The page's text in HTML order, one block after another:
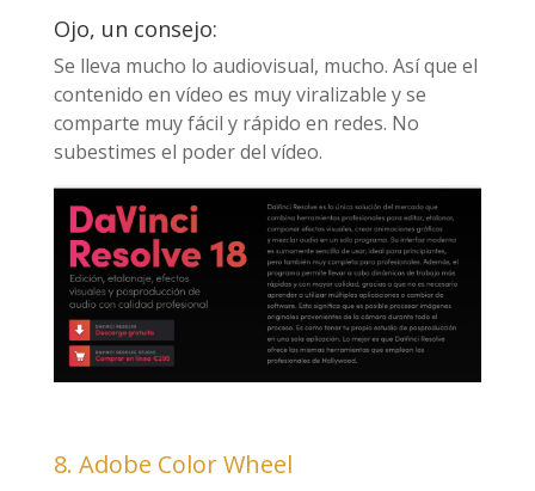
Ojo, un consejo:
Se lleva mucho lo audiovisual, mucho. Así que el
contenido en vídeo es muy viralizable y se
comparte muy fácil y rápido en redes. No
subestimes el poder del vídeo.
8. Adobe Color Wheel